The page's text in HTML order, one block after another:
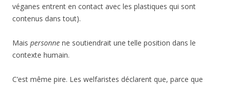
véganes entrent en contact avec les plastiques qui sont
contenus dans tout).
Mais personne ne soutiendrait une telle position dans le
contexte humain.
C’est même pire. Les welfaristes déclarent que, parce que